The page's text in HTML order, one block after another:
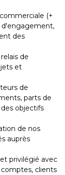
(+
d'engagement,
des
de
et
de
parts de
objectifs
de nos
auprès
privilégié avec
clients